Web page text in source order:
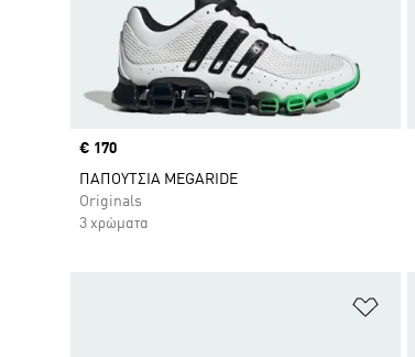
Price
€ 170
ΠΑΠΟΥΤΣΙΑ MEGARIDE
Originals
3 χρώματα